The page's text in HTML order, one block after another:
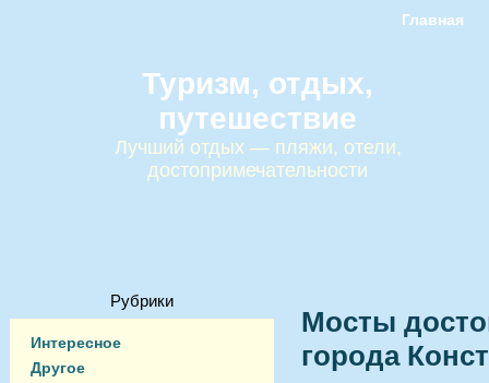
Главная
Туризм, отдых,
путешествие
Лучший отдых — пляжи, отели,
достопримечательности
Рубрики
Интересное
Другое
Мосты
города